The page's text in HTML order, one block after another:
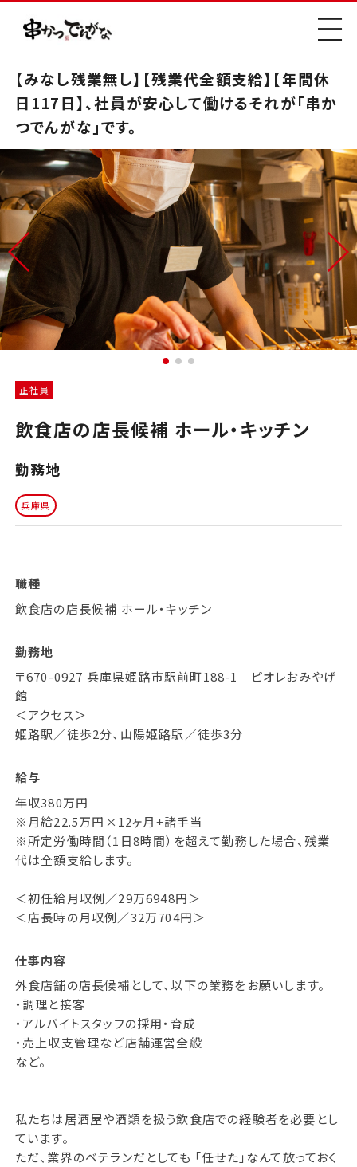
【みなし残業無し】【残業代全額支給】【年間休
日117日】、社員が安心して働けるそれが「串か
つでんがな」です。
正社員
飲食店の店長候補 ホール・キッチン
勤務地
兵庫県
職種
飲食店の店長候補 ホール・キッチン
勤務地
〒670-0927 兵庫県姫路市駅前町188-1 ピオレおみやげ
館
＜アクセス＞
姫路駅／徒歩2分、山陽姫路駅／徒歩3分
給与
年収380万円
※月給22.5万円×12ヶ月+諸手当
※所定労働時間（1日8時間）を超えて勤務した場合、残業
代は全額支給します。
＜初任給月収例／29万6948円＞
＜店長時の月収例／32万704円＞
仕事内容
外食店舗の店長候補として、以下の業務をお願いします。
・調理と接客
・アルバイトスタッフの採用・育成
・売上収支管理など店舗運営全般
など。
私たちは居酒屋や酒類を扱う飲食店での経験者を必要とし
ています。
ただ、業界のベテランだとしても 「任せた」なんて放っておく